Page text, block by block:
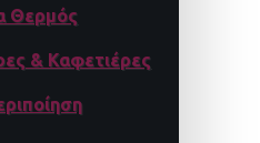
Θερμός
& Καφετιέρες